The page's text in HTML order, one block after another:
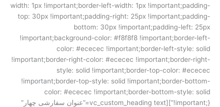
width: 1px !important;border-left-width: 1px !important;padding-
top: 30px !important;padding-right: 25px !important;padding-
bottom: 30px !important;padding-left: 25px
!important;background-color: #f8f8f8 !important;border-left-
color: #ececec !important;border-left-style: solid
!important;border-right-color: #ececec !important;border-right-
style: solid !important;border-top-color: #ececec
!important;border-top-style: solid !important;border-bottom-
color: #ececec !important;border-bottom-style: solid
!important;}”][vc_custom_heading text=”عنوان سفارشی چهار”